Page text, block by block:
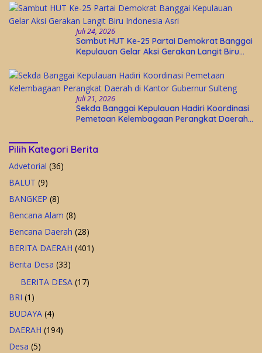
Juli 24, 2026
Sambut HUT Ke-25 Partai Demokrat Banggai
Kepulauan Gelar Aksi Gerakan Langit Biru
Juli 21, 2026
Sekda Banggai Kepulauan Hadiri Koordinasi
Pemetaan Kelembagaan Perangkat Daerah
Pilih Kategori Berita
Advetorial (36)
BALUT (9)
BANGKEP (8)
Bencana Alam (8)
Bencana Daerah (28)
BERITA DAERAH (401)
Berita Desa (33)
BERITA DESA (17)
BRI (1)
BUDAYA (4)
DAERAH (194)
Desa (5)